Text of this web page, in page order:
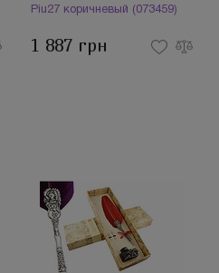
Piu27 коричневый (073459)
1 887 грн